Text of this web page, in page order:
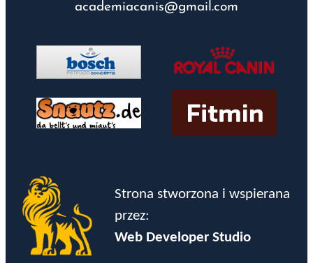
academiacanis@gmail.com
Strona stworzona i wspierana
przez:
Web Developer Studio